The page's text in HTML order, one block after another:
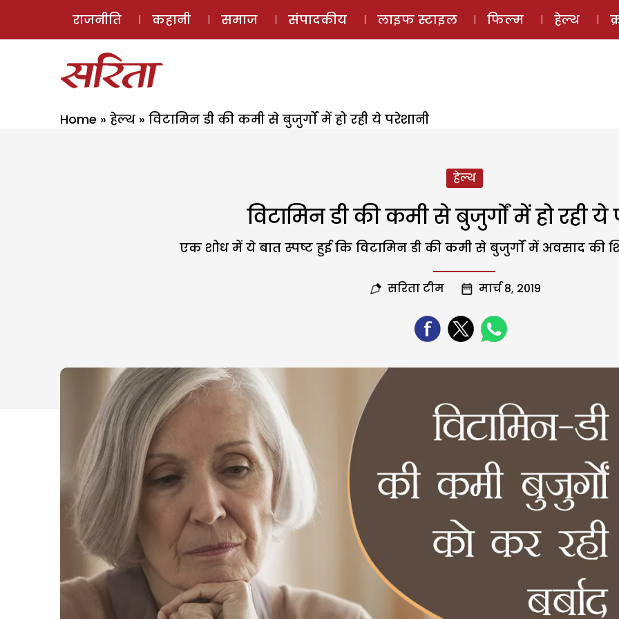
ई-मैगज़ीन
राजनीति कहानी समाज संपादकीय लाइफ स्टाइल फिल्म हेल्थ
Home » हेल्थ » विटामिन डी की कमी से बुजुर्गों में हो रही ये परेशानी
हेल्थ
विटामिन डी की कमी से बुजुर्गों में हो रही ये
एक शोध में ये बात स्पष्ट हुई कि विटामिन डी की कमी से बुजुर्गों में अवसाद की
सरिता टीम मार्च 8, 2019